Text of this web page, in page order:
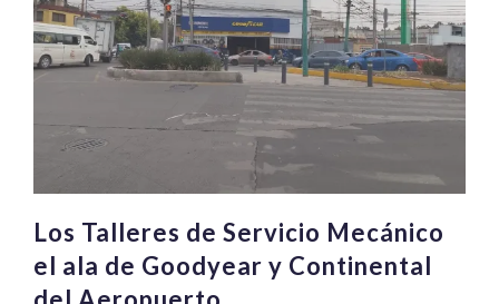
Los Talleres de Servicio Mecánico
el ala de Goodyear y Continental